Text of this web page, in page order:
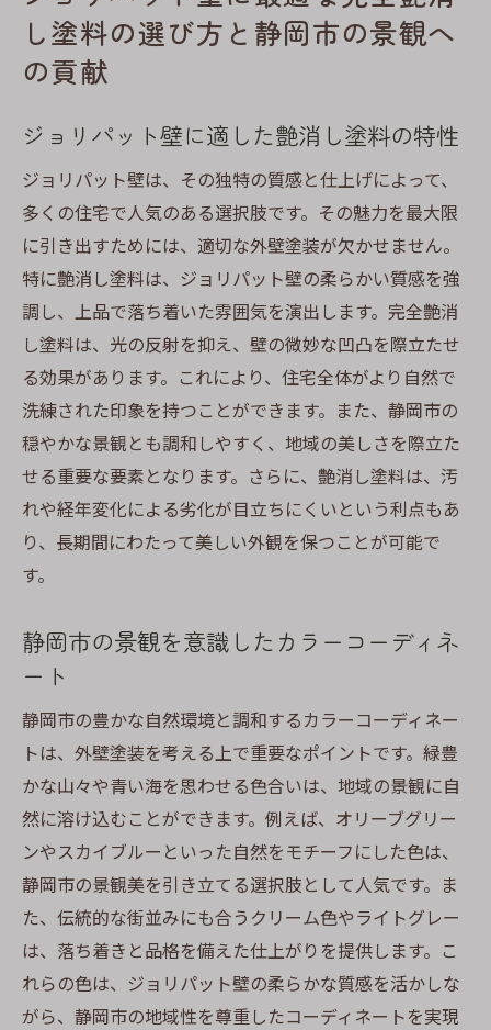
し塗料の選び方と静岡市の景観へ
の貢献
ジョリパット壁に適した艶消し塗料の特性
ジョリパット壁は、その独特の質感と仕上げによって、
多くの住宅で人気のある選択肢です。その魅力を最大限
に引き出すためには、適切な外壁塗装が欠かせません。
特に艶消し塗料は、ジョリパット壁の柔らかい質感を強
調し、上品で落ち着いた雰囲気を演出します。完全艶消
し塗料は、光の反射を抑え、壁の微妙な凹凸を際立たせ
る効果があります。これにより、住宅全体がより自然で
洗練された印象を持つことができます。また、静岡市の
穏やかな景観とも調和しやすく、地域の美しさを際立た
せる重要な要素となります。さらに、艶消し塗料は、汚
れや経年変化による劣化が目立ちにくいという利点もあ
り、長期間にわたって美しい外観を保つことが可能で
す。
静岡市の景観を意識したカラーコーディネ
ート
静岡市の豊かな自然環境と調和するカラーコーディネー
トは、外壁塗装を考える上で重要なポイントです。緑豊
かな山々や青い海を思わせる色合いは、地域の景観に自
然に溶け込むことができます。例えば、オリーブグリー
ンやスカイブルーといった自然をモチーフにした色は、
静岡市の景観美を引き立てる選択肢として人気です。ま
た、伝統的な街並みにも合うクリーム色やライトグレー
は、落ち着きと品格を備えた仕上がりを提供します。こ
れらの色は、ジョリパット壁の柔らかな質感を活かしな
がら、静岡市の地域性を尊重したコーディネートを実現